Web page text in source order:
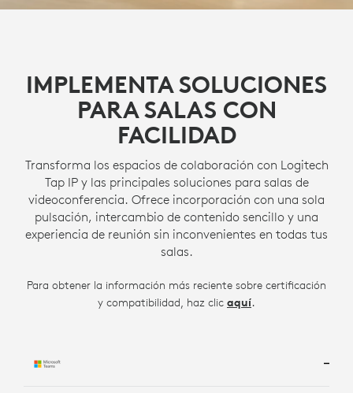
IMPLEMENTA SOLUCIONES
PARA SALAS CON
FACILIDAD
Transforma los espacios de colaboración con Logitech
Tap IP y las principales soluciones para salas de
videoconferencia. Ofrece incorporación con una sola
pulsación, intercambio de contenido sencillo y una
experiencia de reunión sin inconvenientes en todas tus
salas.
Para obtener la información más reciente sobre certificación
y compatibilidad, haz clic aquí.